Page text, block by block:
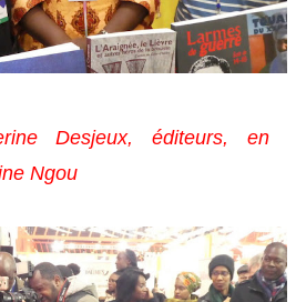
Desjeux, éditeurs, en
Ngou